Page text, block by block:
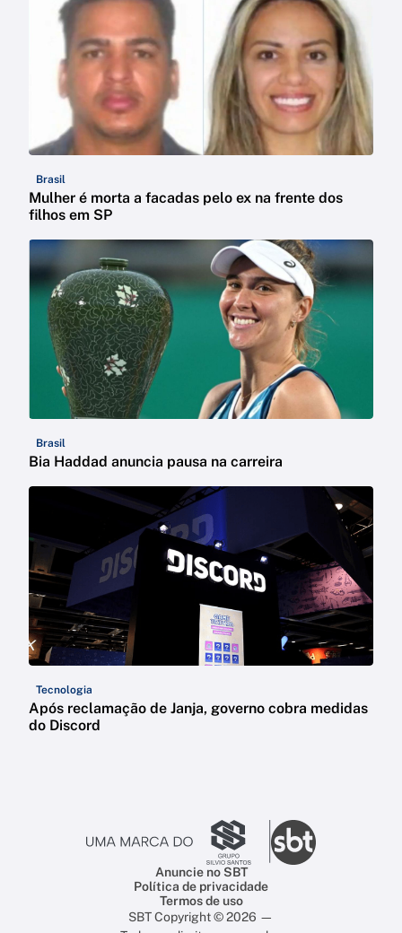
Brasil
Mulher é morta a facadas pelo ex na frente dos
filhos em SP
Brasil
Bia Haddad anuncia pausa na carreira
Tecnologia
Após reclamação de Janja, governo cobra medidas
do Discord
Anuncie no SBT
Política de privacidade
Termos de uso
SBT Copyright © 2026 —